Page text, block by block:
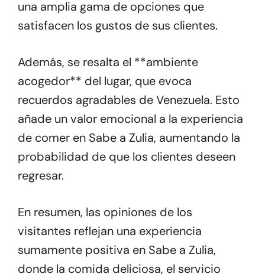
una amplia gama de opciones que
satisfacen los gustos de sus clientes.
Además, se resalta el **ambiente
acogedor** del lugar, que evoca
recuerdos agradables de Venezuela. Esto
añade un valor emocional a la experiencia
de comer en Sabe a Zulia, aumentando la
probabilidad de que los clientes deseen
regresar.
En resumen, las opiniones de los
visitantes reflejan una experiencia
sumamente positiva en Sabe a Zulia,
donde la comida deliciosa, el servicio